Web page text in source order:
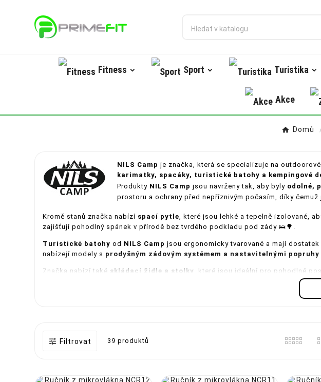
Fitness Sport Turistika
Akce
Domů
NILS Camp je značka, která se specializuje na
karimatky, spacáky, turistické batohy a kempingové
Produkty NILS Camp jsou navrženy tak, aby byly odolné,
prostoru a ochrany před nepříznivým počasím, díky čemuž
Kromě stanů značka nabízí spací pytle , které jsou lehké a tepelně izolované,
zajišťují pohodlný spánek v přírodě bez tvrdého podkladu pod zády 🛌🌳.
Turistické batohy od NILS Camp jsou ergonomicky tvarované a mají
nabízejí modely s prodyšným zádovým systémem a nastavitelnými popruhy
Značka nabízí také skládací židle a stolky , které jsou ideální pro pohodlné
,
zkušené turisty
, kteří si potrpí na pohodlí a funkčnost 🏔️✅.
 Filtrovat 39 produktů